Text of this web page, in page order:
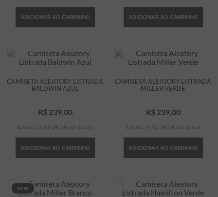
ADICIONAR AO CARRINHO ADICIONAR AO CARRINHO
CAMISETA ALEATORY LISTRADA
BALDWIN AZUL
R$ 239, 00
Em até 7 x R$ 34 14 sem juros
ADICIONAR AO CARRINHO
CAMISETA ALEATORY LISTRADA
MILLER VERDE
R$ 239, 00
Em até 7 x R$ 34 14 sem juros
ADICIONAR AO CARRINHO
NEW